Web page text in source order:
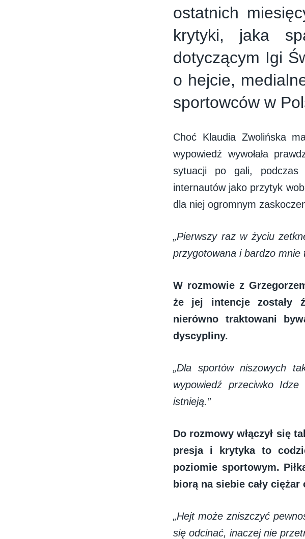
ostatnich
krytyki, jaka
dotyczącym Igi
o hejcie,
sportowców w
Choć Klaudia Zwolińska
wypowiedź wywołała
sytuacji po gali, podczas
internautów jako przytyk
dla niej ogromnym
„Pierwszy raz w życiu
przygotowana i bardzo mnie
W rozmowie z
że jej intencje zostały
nierówno traktowani
dyscypliny.
„Dla sportów niszowych
wypowiedź przeciwko
istnieją.”
Do rozmowy włączył się
presja i krytyka to
poziomie sportowym.
biorą na siebie cały
„Hejt może zniszczyć
się odcinać, inaczej nie